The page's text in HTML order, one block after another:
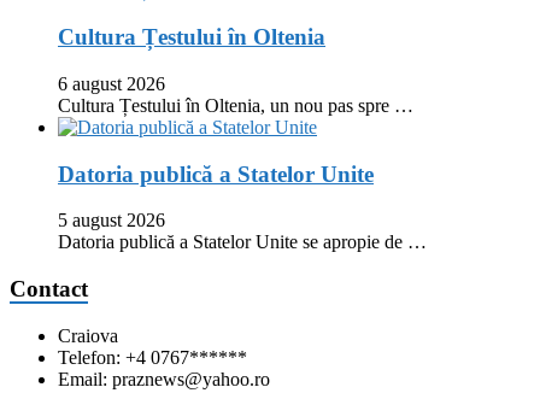
Cultura Țestului în Oltenia
6 august 2026
Cultura Țestului în Oltenia, un nou pas spre …
Datoria publică a Statelor Unite
5 august 2026
Datoria publică a Statelor Unite se apropie de …
Contact
Craiova
Telefon: +4 0767******
Email: praznews@yahoo.ro